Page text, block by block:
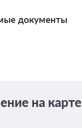
14:00
документы
на карте